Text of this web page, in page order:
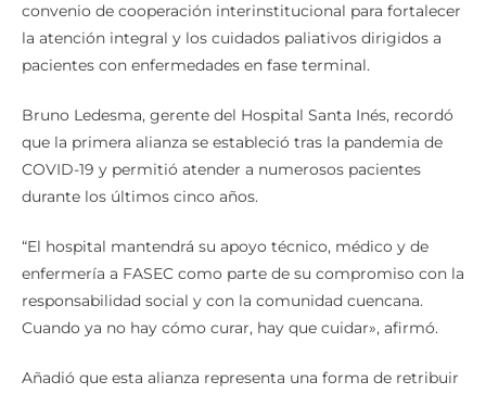
convenio de cooperación interinstitucional para fortalecer
la atención integral y los cuidados paliativos dirigidos a
pacientes con enfermedades en fase terminal.
Bruno Ledesma, gerente del Hospital Santa Inés, recordó
que la primera alianza se estableció tras la pandemia de
COVID-19 y permitió atender a numerosos pacientes
durante los últimos cinco años.
“El hospital mantendrá su apoyo técnico, médico y de
enfermería a FASEC como parte de su compromiso con la
responsabilidad social y con la comunidad cuencana.
Cuando ya no hay cómo curar, hay que cuidar», afirmó.
Añadió que esta alianza representa una forma de retribuir